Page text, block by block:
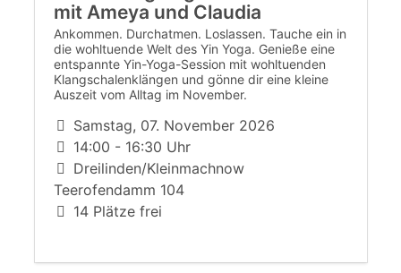
mit Ameya und Claudia
Ankommen. Durchatmen. Loslassen. Tauche ein in
die wohltuende Welt des Yin Yoga. Genieße eine
entspannte Yin-Yoga-Session mit wohltuenden
Klangschalenklängen und gönne dir eine kleine
Auszeit vom Alltag im November.
Samstag, 07. November 2026
14:00 - 16:30 Uhr
Dreilinden/Kleinmachnow
Teerofendamm 104
14 Plätze frei